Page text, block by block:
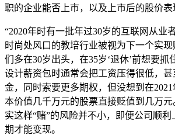
职的企业能否上市，以及上市后的股价表
“2020年时有一批年过30岁的互联网从业
时尚处风口的教培行业被视为下一个实
们多在30岁出头，在35岁‘退休’前想要抓
设计薪资包时通常会把工资压得很低，甚
金，同时索要更多期权，但没想到在
本价值几千万元的股票直接贬值到几万
实这样“赌”的风险并不小，即便公司顺
期才能变现。